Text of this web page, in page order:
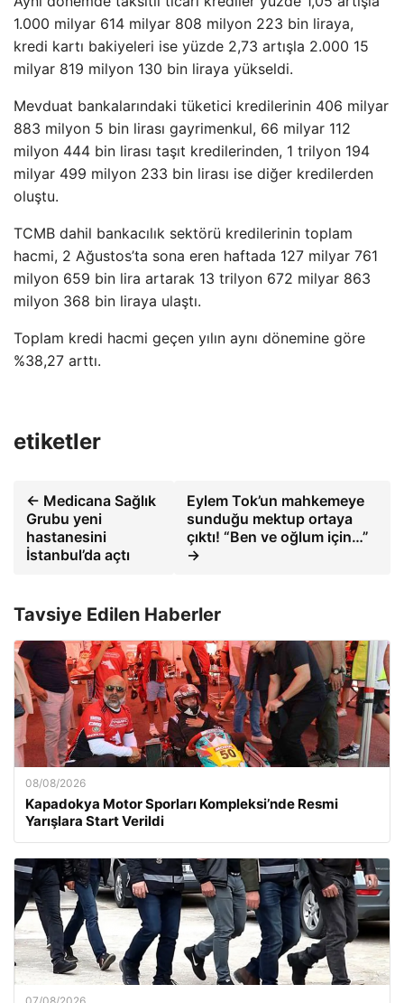
1.000 milyar 614 milyar 808 milyon 223 bin liraya,
kredi kartı bakiyeleri ise yüzde 2,73 artışla 2.000 15
milyar 819 milyon 130 bin liraya yükseldi.
Mevduat bankalarındaki tüketici kredilerinin 406 milyar
883 milyon 5 bin lirası gayrimenkul, 66 milyar 112
milyon 444 bin lirası taşıt kredilerinden, 1 trilyon 194
milyar 499 milyon 233 bin lirası ise diğer kredilerden
oluştu.
TCMB dahil bankacılık sektörü kredilerinin toplam
hacmi, 2 Ağustos’ta sona eren haftada 127 milyar 761
milyon 659 bin lira artarak 13 trilyon 672 milyar 863
milyon 368 bin liraya ulaştı.
Toplam kredi hacmi geçen yılın aynı dönemine göre
%38,27 arttı.
etiketler
← Medicana Sağlık
Grubu yeni
hastanesini
İstanbul’da açtı
Eylem Tok’un mahkemeye
sunduğu mektup ortaya
çıktı! “Ben ve oğlum için…”
→
Tavsiye Edilen Haberler
08/08/2026
Kapadokya Motor Sporları Kompleksi’nde Resmi
Yarışlara Start Verildi